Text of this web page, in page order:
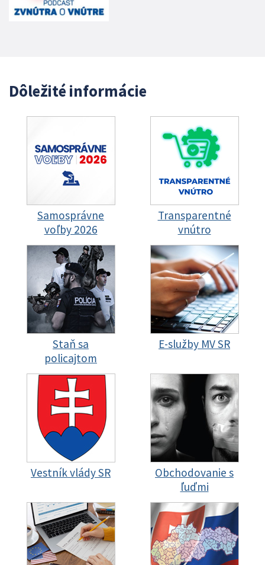
Dôležité informácie
Samosprávne
voľby 2026
Transparentné
vnútro
Staň sa
policajtom
E-služby MV SR
Vestník vlády SR
Obchodovanie s
ľuďmi